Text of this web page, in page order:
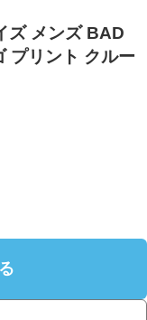
ズ メンズ BAD
プリント クルー